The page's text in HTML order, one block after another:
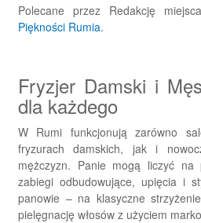
Polecane przez Redakcję
Piękności Rumia.
Fryzjer Damski i
dla każdego
W Rumi funkcjonują zarówno
fryzurach damskich, jak i
mężczyzn. Panie mogą liczyć na
zabiegi odbudowujące, upięcia i
panowie – na klasyczne
pielęgnację włosów z użyciem